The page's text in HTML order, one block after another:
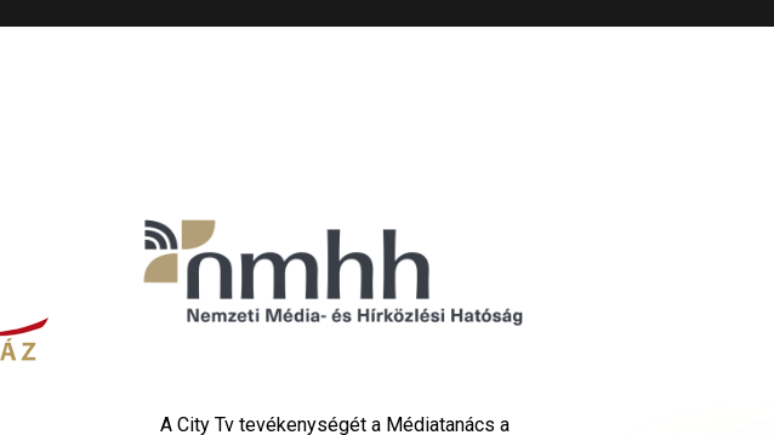
A City Tv tevékenységét a Médiatanács a